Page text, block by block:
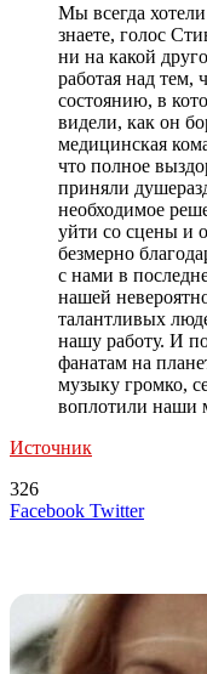
Мы всегда
знаете, голос
ни на какой
работая над тем,
состоянию, в
видели, как он
медицинская
что полное
приняли
необходимое
уйти со сцены и
безмерно
с нами в
нашей
талантливых
нашу работу. И
фанатам на
музыку громко,
воплотили наши
Источник
326
Facebook TwitterLinkedIn
Tumblr
Reddit
Skype
Telegram
Viber
Line
Печатать